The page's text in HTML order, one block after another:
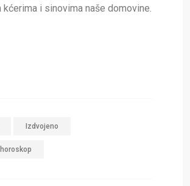
kćerima i sinovima naše domovine.
Izdvojeno